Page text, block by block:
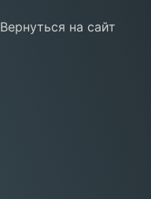
Вернуться на сайт